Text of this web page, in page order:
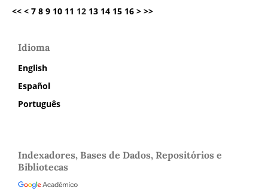
<< < 7 8 9 10 11 12 13 14 15 16 > >>
Idioma
English
Español
Português
Indexadores, Bases de Dados, Repositórios e
Bibliotecas